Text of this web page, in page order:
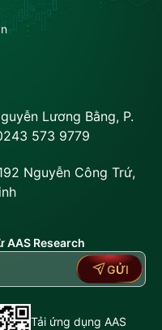
Lương Bằng, P.
573 9779
Nguyễn Công Trứ,
AAS Research
GỬI
Tải ứng dụng AAS